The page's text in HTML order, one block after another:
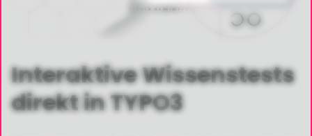
Interaktive Wissenstests
direkt in TYPO3